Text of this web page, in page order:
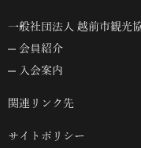
一般社団法人 越前市観光
会員紹介
入会案内
関連リンク先
サイトポリシー